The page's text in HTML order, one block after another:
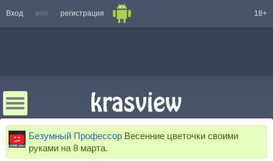
Вход или регистрация 18+
Безумный Профессор Весенние цветочки своими
руками на 8 марта.